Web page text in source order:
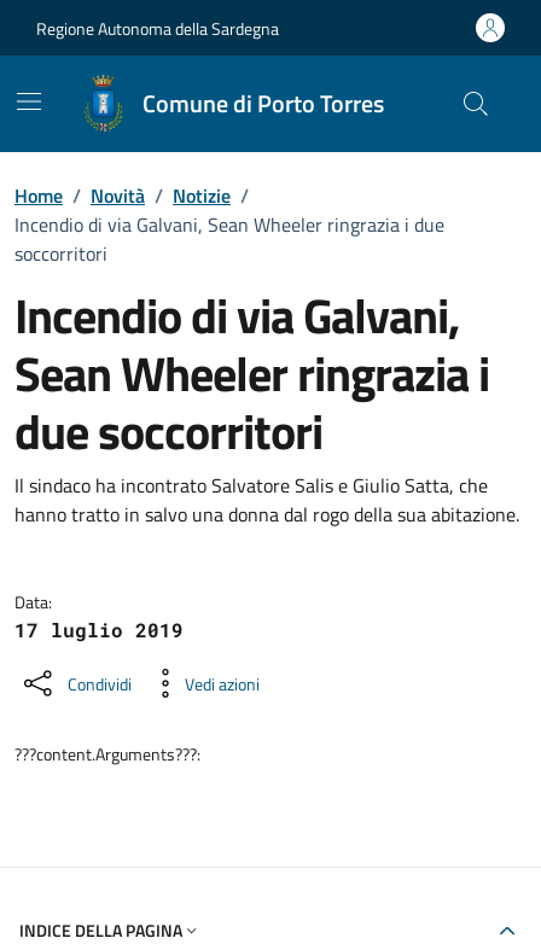
Regione Autonoma della Sardegna
Comune di Porto Torres
Home / Novità / Notizie /
Incendio di via Galvani, Sean Wheeler ringrazia i due
soccorritori
Incendio di via Galvani,
Sean Wheeler ringrazia i
due soccorritori
Dettagli della notizia
Il sindaco ha incontrato Salvatore Salis e Giulio Satta, che
hanno tratto in salvo una donna dal rogo della sua abitazione.
Data:
17 luglio 2019
Condividi Vedi azioni
???content.Arguments???:
INDICE DELLA PAGINA